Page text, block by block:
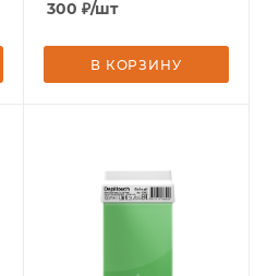
300 ₽/шт
В КОРЗИНУ